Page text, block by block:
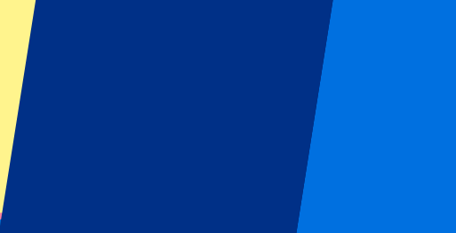
Championnats de football